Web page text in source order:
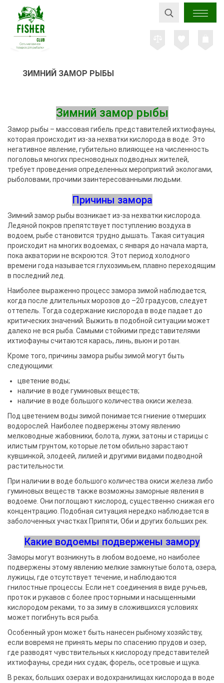
ЗИМНИЙ ЗАМОР РЫБЫ
Зимний замор рыбы
Замор рыбы – массовая гибель представителей ихтиофауны,
которая происходит из-за нехватки кислорода в воде. Это
негативное явление, губительно влияющее на численность
поголовья многих пресноводных подводных жителей,
требует проведения определенных мероприятий экологами,
рыболовами, прочими заинтересованными людьми.
Причины замора
Зимний замор рыбы возникает из-за нехватки кислорода.
Ледяной покров препятствует поступлению воздуха в
водоем, рыбе становится трудно дышать. Такая ситуация
происходит на многих водоемах, с января до начала марта,
пока акватории не вскроются. Этот период холодного
времени года называется глухозимьем, плавно переходящим
в последний лед.
Наиболее выраженно процесс замора зимой наблюдается,
когда после длительных морозов до –20 градусов, следует
оттепель. Тогда содержание кислорода в воде падает до
критических значений. Выжить в подобной ситуации может
далеко не вся рыба. Самыми стойкими представителями
ихтиофауны считаются карась, линь, вьюн и ротан.
Кроме того, причины замора рыбы зимой могут быть
следующими:
цветение воды;
наличие в воде гуминовых веществ;
наличие в воде большого количества окиси железа.
Под цветением воды зимой понимается гниение отмерших
водорослей. Наиболее подвержены этому явлению
мелководные жабовники, болота, лужи, затоны и старицы с
илистым грунтом, которые летом обильно зарастают
кувшинкой, элодеей, лилией и другими видами подводной
растительности.
При наличии в воде большого количества окиси железа либо
гуминовых веществ также возможны заморные явления в
водоеме. Они поглощают кислород, существенно снижая его
концентрацию. Подобная ситуация нередко наблюдается в
заболоченных участках Припяти, Оби и других больших рек.
Какие водоемы подвержены замору
Заморы могут возникнуть в любом водоеме, но наиболее
подвержены этому явлению мелкие замкнутые болота, озера,
лужицы, где отсутствует течение, и наблюдаются
гнилостные процессы. Если нет соединения в виде ручьев,
проток и рукавов с более просторными и насыщенными
кислородом реками, то за зиму в сложившихся условиях
может погибнуть вся рыба.
Особенный урон может быть нанесен рыбному хозяйству,
если вовремя не принять меры по спасению прудов и озер,
где разводят чувствительных к кислороду представителей
ихтиофауны, среди них судак, форель, осетровые и щука.
В реках, больших озерах и водохранилищах кислорода в воде